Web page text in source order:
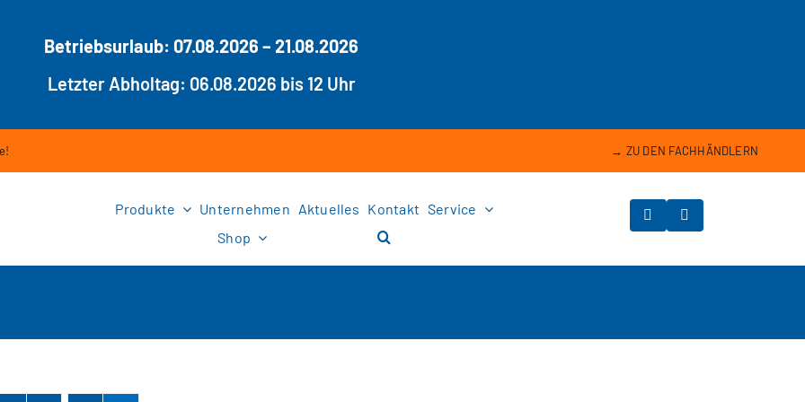
Betriebsurlaub: 07.08.2026 – 21.08.2026
Letzter Abholtag: 06.08.2026 bis 12 Uhr
→ ZU DEN FACHHÄNDLERN
Produkte Unternehmen Aktuelles Kontakt Service
Shop